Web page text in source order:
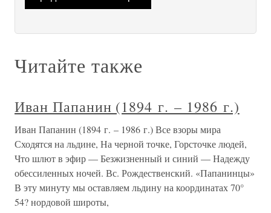
Читайте также
Иван Папанин (1894 г. – 1986 г.)
Иван Папанин (1894 г. – 1986 г.) Все взоры мира
Сходятся на льдине, На черной точке, Горсточке людей,
Что шлют в эфир — Безжизненный и синий — Надежду
обессиленных ночей. Вс. Рождественский. «Папанинцы»
В эту минуту мы оставляем льдину на координатах 70°
54? нордовой широты,